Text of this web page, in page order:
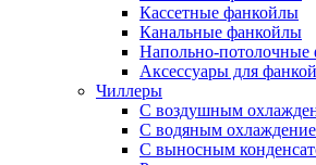
Кассетные фанкойлы
Канальные фанкойлы
Напольно-потолочные
Аксессуары для
Чиллеры
С воздушным
С водяным
С выносным